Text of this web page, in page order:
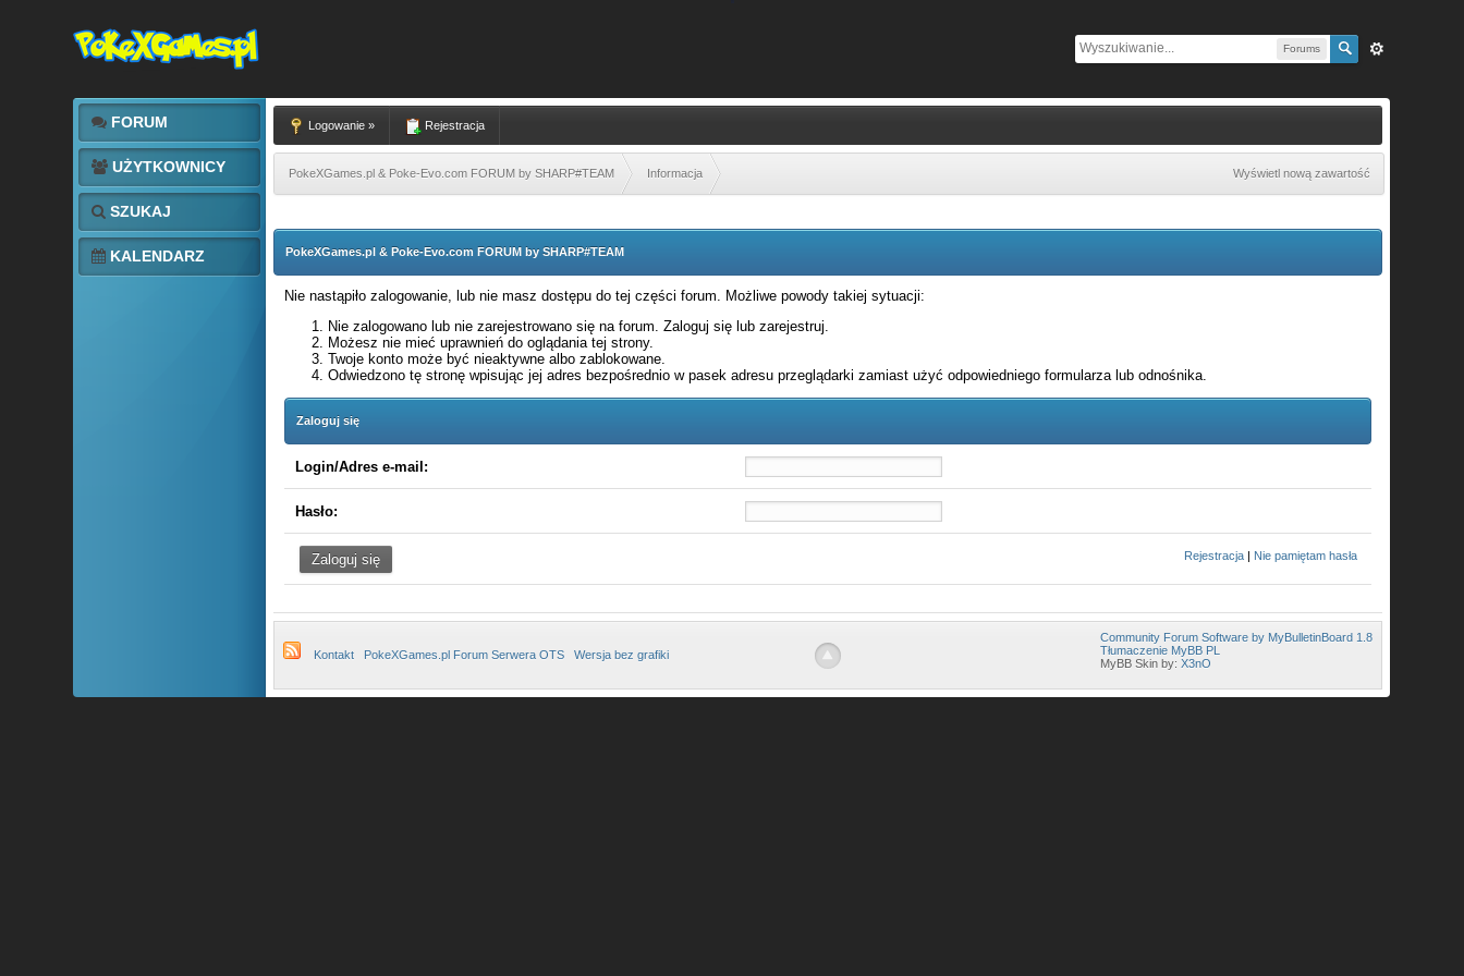
Forums
FORUM
UŻYTKOWNICY
SZUKAJ
KALENDARZ
Logowanie » Rejestracja
PokeXGames.pl & Poke-Evo.com FORUM by SHARP#TEAM Informacja Wyświetl nową zawartość
PokeXGames.pl & Poke-Evo.com FORUM by SHARP#TEAM
Nie nastąpiło zalogowanie, lub nie masz dostępu do tej części forum. Możliwe powody takiej sytuacji:
Nie zalogowano lub nie zarejestrowano się na forum. Zaloguj się lub zarejestruj.
Możesz nie mieć uprawnień do oglądania tej strony.
Twoje konto może być nieaktywne albo zablokowane.
Odwiedzono tę stronę wpisując jej adres bezpośrednio w pasek adresu przeglądarki zamiast użyć odpowiedniego formularza lub odnośnika.
Zaloguj się
Login/Adres e-mail:
Hasło:
Rejestracja | Nie pamiętam hasła
Kontakt PokeXGames.pl Forum Serwera OTS Wersja bez grafiki
Community Forum Software by MyBulletinBoard 1.8
Tłumaczenie MyBB PL
MyBB Skin by:X3nO